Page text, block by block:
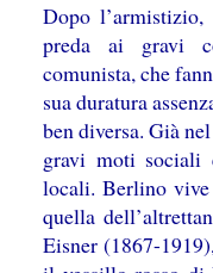
Dopo
preda ai gravi
comunista, che
sua duratura
ben diversa. Già
gravi moti sociali
locali. Berlino vive
quella
Eisner (1867-